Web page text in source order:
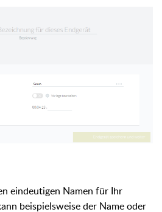
eindeutigen Namen für Ihr
beispielsweise der Name oder